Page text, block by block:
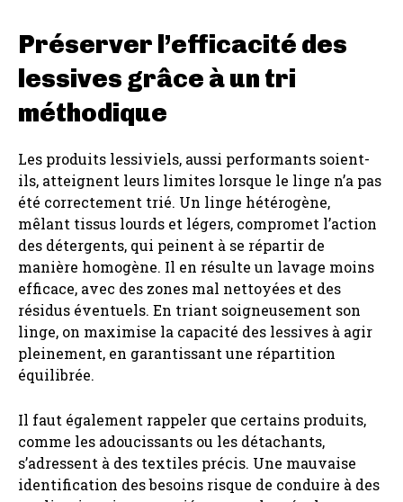
Préserver l’efficacité des
lessives grâce à un tri
méthodique
Les produits lessiviels, aussi performants soient-
ils, atteignent leurs limites lorsque le linge n’a pas
été correctement trié. Un linge hétérogène,
mêlant tissus lourds et légers, compromet l’action
des détergents, qui peinent à se répartir de
manière homogène. Il en résulte un lavage moins
efficace, avec des zones mal nettoyées et des
résidus éventuels. En triant soigneusement son
linge, on maximise la capacité des lessives à agir
pleinement, en garantissant une répartition
équilibrée.
Il faut également rappeler que certains produits,
comme les adoucissants ou les détachants,
s’adressent à des textiles précis. Une mauvaise
identification des besoins risque de conduire à des